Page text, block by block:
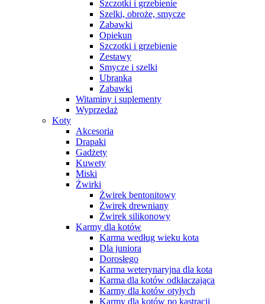
Szczotki i grzebienie
Szelki, obroże, smycze
Zabawki
Opiekun
Szczotki i grzebienie
Zestawy
Smycze i szelki
Ubranka
Zabawki
Witaminy i suplementy
Wyprzedaż
Koty
Akcesoria
Drapaki
Gadżety
Kuwety
Miski
Żwirki
Żwirek bentonitowy
Żwirek drewniany
Żwirek silikonowy
Karmy dla kotów
Karma według wieku kota
Dla juniora
Dorosłego
Karma weterynaryjna dla kota
Karma dla kotów odkłaczająca
Karmy dla kotów otyłych
Karmy dla kotów po kastracji